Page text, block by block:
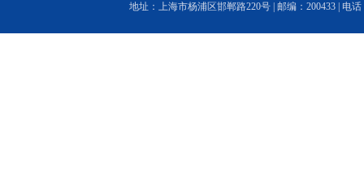
地址：上海市杨浦区邯郸路220号 | 邮编：200433 | 电